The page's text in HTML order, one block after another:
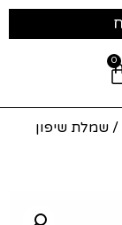
0
/ שמלת שיפון